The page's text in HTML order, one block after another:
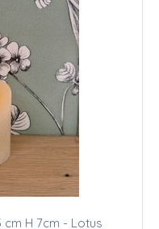
cm H 7cm - Lotus